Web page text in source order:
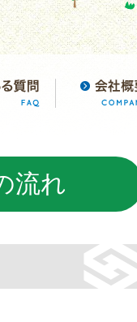
流れ